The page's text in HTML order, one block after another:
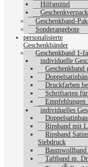
Hilfsmittel
Geschenkband-
Sonderangebote
personalisierte
Geschenkbänder
Geschenkband 1-
individuelle
Geschenkband
Druckfarben
Schriftarten
Empfehlungen
individuelles
Ripsband mit
Ripsband
Siebdruck
Taftband m.